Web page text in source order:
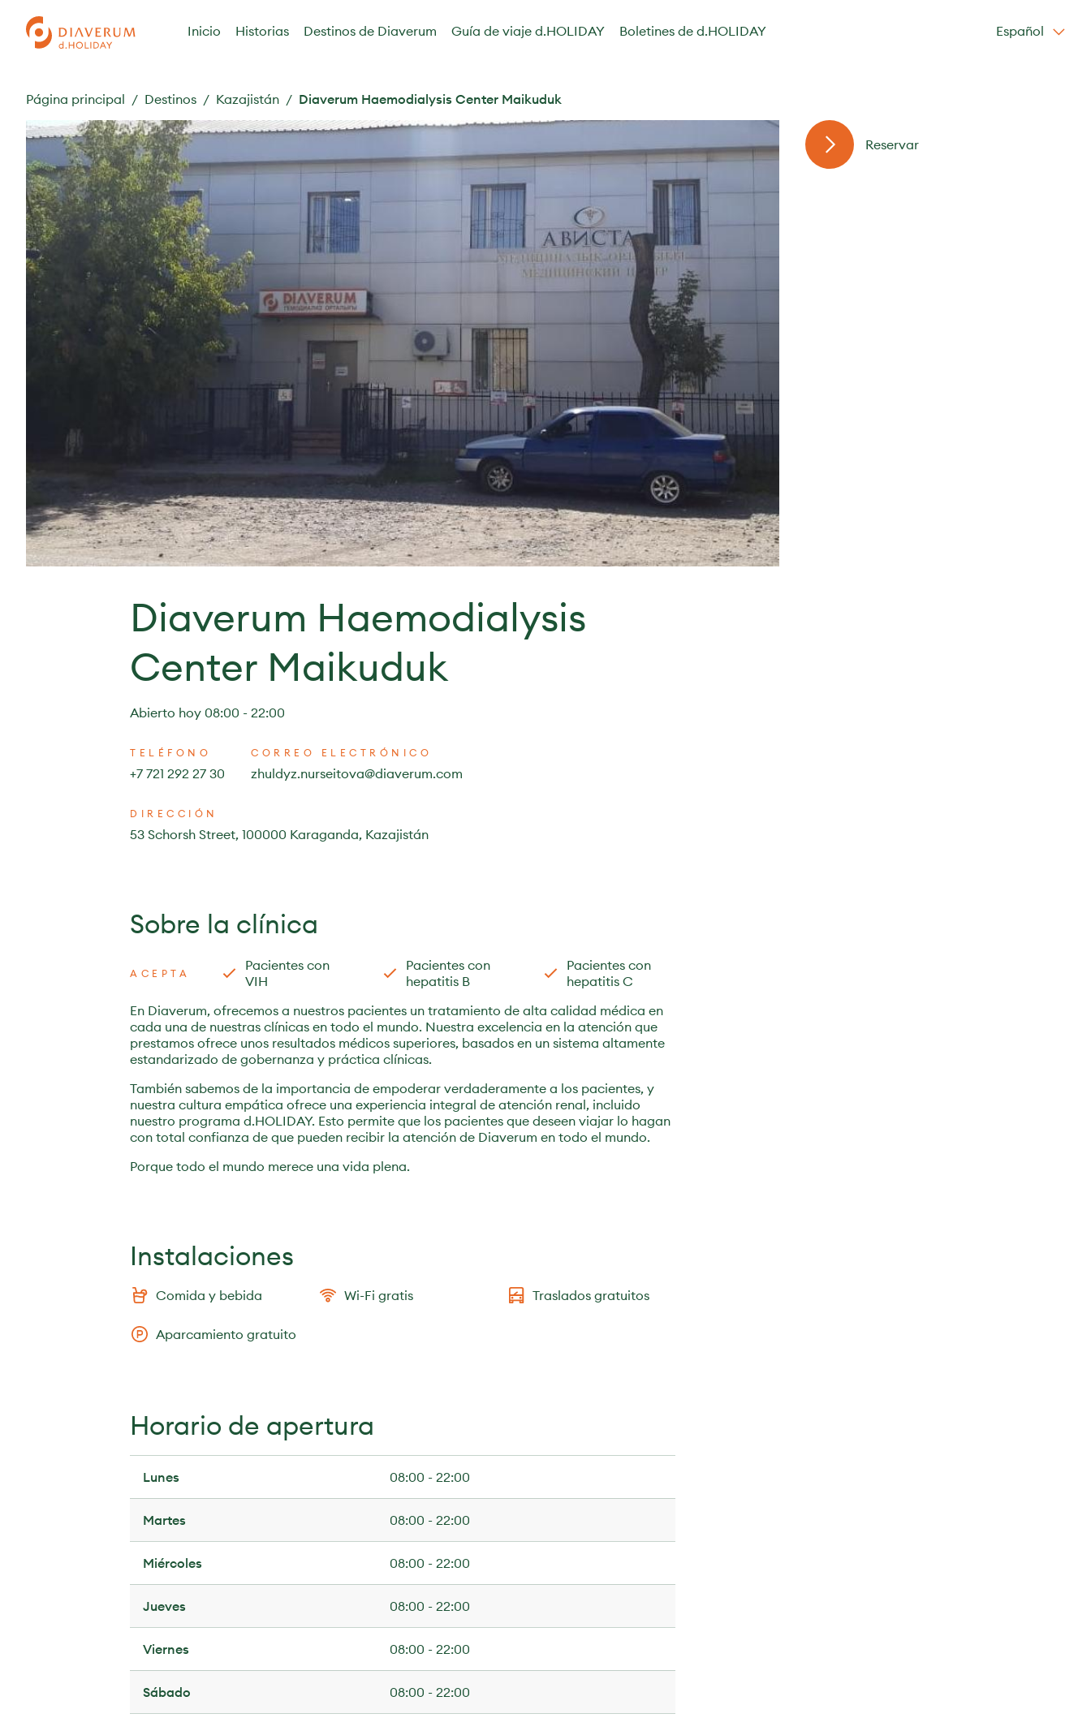
Inicio Historias Destinos de Diaverum Guía de viaje d.HOLIDAY Boletines de d.HOLIDAY Español
Página principal Destinos Kazajistán Diaverum Haemodialysis Center Maikuduk
Diaverum Haemodialysis
Center Maikuduk
Abierto hoy 08:00 - 22:00
TELÉFONO
+7 721 292 27 30
CORREO ELECTRÓNICO
zhuldyz.nurseitova@diaverum.com
DIRECCIÓN
53 Schorsh Street, 100000 Karaganda, Kazajistán
Sobre la clínica
ACEPTA
Pacientes con
VIH
Pacientes con
hepatitis B
Pacientes con
hepatitis C
En Diaverum, ofrecemos a nuestros pacientes un tratamiento de alta calidad médica en
cada una de nuestras clínicas en todo el mundo. Nuestra excelencia en la atención que
prestamos ofrece unos resultados médicos superiores, basados en un sistema altamente
estandarizado de gobernanza y práctica clínicas.
También sabemos de la importancia de empoderar verdaderamente a los pacientes, y
nuestra cultura empática ofrece una experiencia integral de atención renal, incluido
nuestro programa d.HOLIDAY. Esto permite que los pacientes que deseen viajar lo hagan
con total confianza de que pueden recibir la atención de Diaverum en todo el mundo.
Porque todo el mundo merece una vida plena.
Instalaciones
Comida y bebida Wi-Fi gratis Traslados gratuitos
Aparcamiento gratuito
Horario de apertura
Lunes 08:00 - 22:00
Martes 08:00 - 22:00
Miércoles 08:00 - 22:00
Jueves 08:00 - 22:00
Viernes 08:00 - 22:00
Sábado 08:00 - 22:00
Reservar